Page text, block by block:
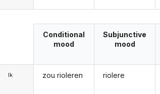
Ik
Conditional
mood
zou rioleren
Subjunctive
mood
riolere